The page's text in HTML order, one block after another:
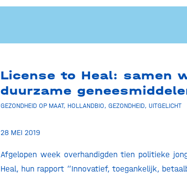
License to Heal: samen
duurzame
GEZONDHEID OP MAAT, HOLLANDBIO, GEZONDHEID, UITGELICHT
28 MEI 2019
Afgelopen week overhandigden tien politieke
Heal, hun rapport “Innovatief, toegankelijk,